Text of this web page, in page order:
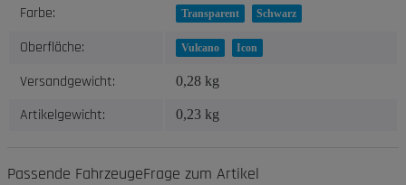
Produkteigenschaft
Wert
Farbe: Transparent Schwarz
Oberfläche: Vulcano Icon
Versandgewicht: 0,28 kg
Artikelgewicht: 0,23 kg
Passende FahrzeugeFrage zum Artikel